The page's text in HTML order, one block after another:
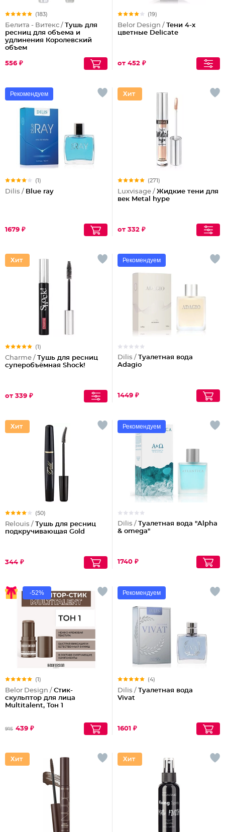
(183)
Белита - Витекс / Тушь для
ресниц для объема и
удлинения Королевский
объем
556 ₽
(19)
Belor Design / Тени 4-х
цветные Delicate
от 452 ₽
Рекомендуем
(1)
Dilis / Blue ray
1679 ₽
(271)
Luxvisage / Жидкие тени для
век Metal hype
от 332 ₽
(1)
Charme / Тушь для ресниц
суперобъёмная Shock!
от 339 ₽
Рекомендуем
Dilis / Туалетная вода
Adagio
1449 ₽
(50)
Relouis / Тушь для ресниц
подкручивающая Gold
344 ₽
Рекомендуем
Dilis / Туалетная вода "Alpha
& omega"
1740 ₽
-52%
(1)
Belor Design / Стик-
скульптор для лица
Multitalent, Тон 1
915 439 ₽
Рекомендуем
(4)
Dilis / Туалетная вода
Vivat
1601 ₽